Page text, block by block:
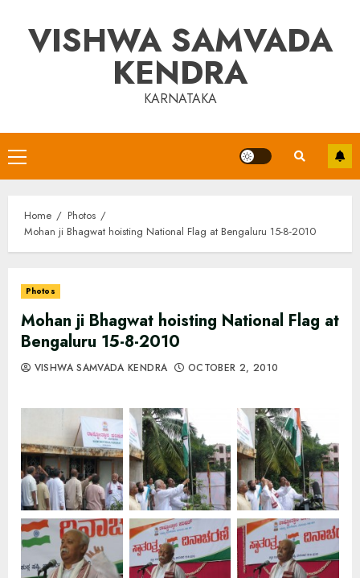
contentVISHWA SAMVADA
KENDRA
KARNATAKA
Primary
Menu
Home
Photos
Mohan ji Bhagwat hoisting National Flag at Bengaluru 15-8-2010
Photos
Mohan ji Bhagwat hoisting National Flag at
Bengaluru 15-8-2010
VISHWA SAMVADA KENDRA OCTOBER 2, 2010